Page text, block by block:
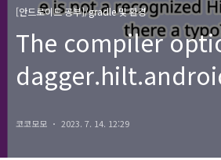
[안드로이드 공부]/gradle 및 환경
The compiler
코코모모 2023. 7. 14. 12:29